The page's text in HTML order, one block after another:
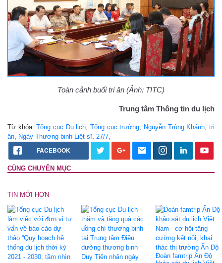
Toàn cảnh buổi tri ân (Ảnh: TITC)
Trung tâm Thông tin du lịch
Từ khóa:Tổng cục Du lịch ,Tổng cục trưởng Nguyễn Trùng Khánh ,tri
ân
Ngày Thương binh Liệt sĩ 27/7,
FACEBOOK
CÙNG CHUYÊN MỤC
TIN MỚI HƠN
Đoàn famtrip Ấn Độ